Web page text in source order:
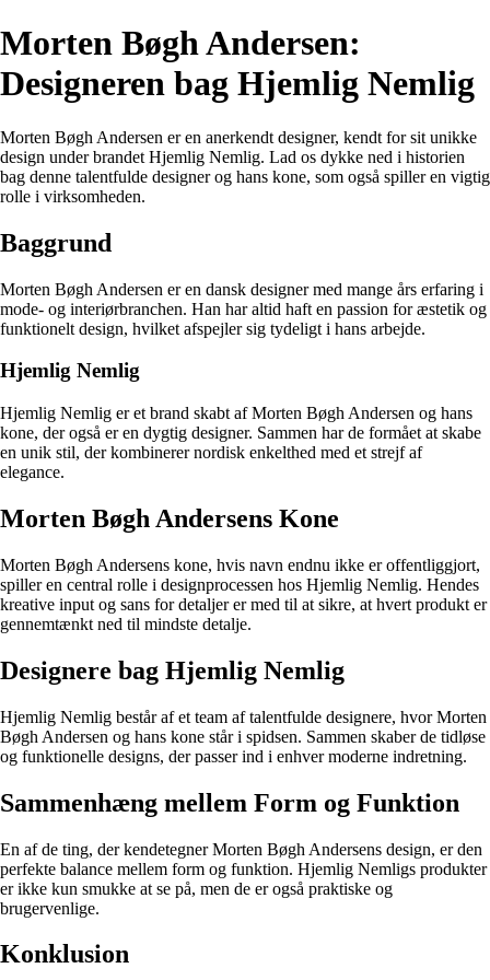
Morten Bøgh Andersen:
Designeren bag Hjemlig Nemlig
Morten Bøgh Andersen er en anerkendt designer, kendt for sit unikke
design under brandet Hjemlig Nemlig. Lad os dykke ned i historien
bag denne talentfulde designer og hans kone, som også spiller en vigtig
rolle i virksomheden.
Baggrund
Morten Bøgh Andersen er en dansk designer med mange års erfaring i
mode- og interiørbranchen. Han har altid haft en passion for æstetik og
funktionelt design, hvilket afspejler sig tydeligt i hans arbejde.
Hjemlig Nemlig
Hjemlig Nemlig er et brand skabt af Morten Bøgh Andersen og hans
kone, der også er en dygtig designer. Sammen har de formået at skabe
en unik stil, der kombinerer nordisk enkelthed med et strejf af
elegance.
Morten Bøgh Andersens Kone
Morten Bøgh Andersens kone, hvis navn endnu ikke er offentliggjort,
spiller en central rolle i designprocessen hos Hjemlig Nemlig. Hendes
kreative input og sans for detaljer er med til at sikre, at hvert produkt er
gennemtænkt ned til mindste detalje.
Designere bag Hjemlig Nemlig
Hjemlig Nemlig består af et team af talentfulde designere, hvor Morten
Bøgh Andersen og hans kone står i spidsen. Sammen skaber de tidløse
og funktionelle designs, der passer ind i enhver moderne indretning.
Sammenhæng mellem Form og Funktion
En af de ting, der kendetegner Morten Bøgh Andersens design, er den
perfekte balance mellem form og funktion. Hjemlig Nemligs produkter
er ikke kun smukke at se på, men de er også praktiske og
brugervenlige.
Konklusion